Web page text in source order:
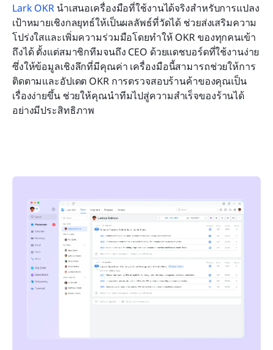
Lark OKR นำเสนอเครื่องมือที่ใช้งานได้จริงสำหรับการแปลง
เป้าหมายเชิงกลยุทธ์ให้เป็นผลลัพธ์ที่วัดได้ ช่วยส่งเสริมความ
โปร่งใสและเพิ่มความร่วมมือโดยทำให้ OKR ของทุกคนเข้า
ถึงได้ ตั้งแต่สมาชิกทีมจนถึง CEO ด้วยแดชบอร์ดที่ใช้งานง่าย
ซึ่งให้ข้อมูลเชิงลึกที่มีคุณค่า เครื่องมือนี้สามารถช่วยให้การ
ติดตามและอัปเดต OKR การตรวจสอบร้านค้าของคุณเป็น
เรื่องง่ายขึ้น ช่วยให้คุณนำทีมไปสู่ความสำเร็จของร้านได้
อย่างมีประสิทธิภาพ